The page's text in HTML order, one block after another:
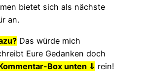
bietet sich als nächste
an.
Das würde mich
Eure Gedanken doch
Box unten ⇓ rein!